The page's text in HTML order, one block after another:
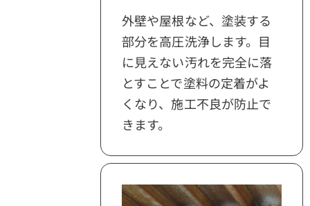
外壁や屋根など、塗装する
部分を高圧洗浄します。目
に見えない汚れを完全に落
とすことで塗料の定着がよ
くなり、施工不良が防止で
きます。